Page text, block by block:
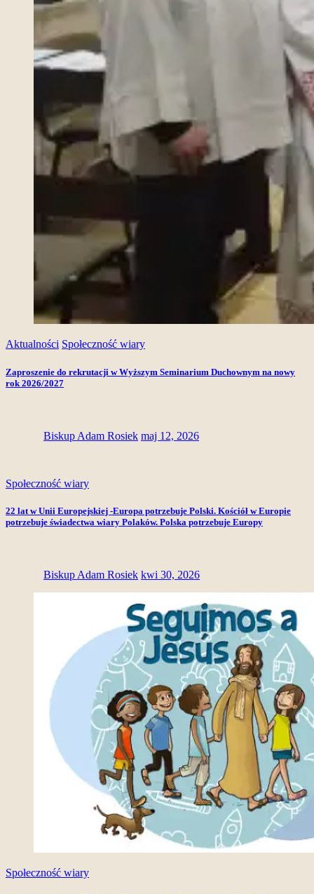
Aktualności Społeczność wiary
Zaproszenie do rekrutacji w Wyższym Seminarium Duchownym na nowy
rok 2026/2027
Biskup Adam Rosiek maj 12, 2026
Społeczność wiary
22 lat w Unii Europejskiej -Europa potrzebuje Polski. Kościół w Europie
potrzebuje świadectwa wiary Polaków. Polska potrzebuje Europy
Biskup Adam Rosiek kwi 30, 2026
Społeczność wiary